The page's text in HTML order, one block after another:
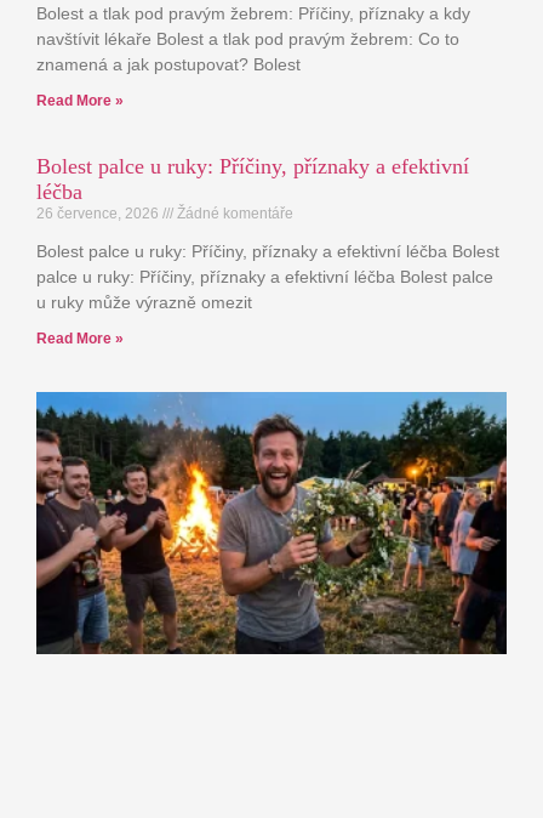
Bolest a tlak pod pravým žebrem: Příčiny, příznaky a kdy
navštívit lékaře Bolest a tlak pod pravým žebrem: Co to
znamená a jak postupovat? Bolest
Read More »
Bolest palce u ruky: Příčiny, příznaky a efektivní
léčba
26 července, 2026 Žádné komentáře
Bolest palce u ruky: Příčiny, příznaky a efektivní léčba Bolest
palce u ruky: Příčiny, příznaky a efektivní léčba Bolest palce
u ruky může výrazně omezit
Read More »